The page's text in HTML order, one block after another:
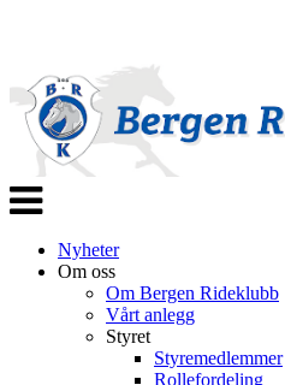
Veksle
navigasjon
Nyheter
Om oss
Om Bergen Rideklubb
Vårt anlegg
Styret
Styremedlemmer
Rollefordeling